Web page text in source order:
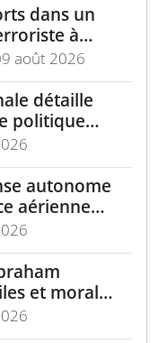
dans un
à
turque de
et
août 2026
détaille
politique
estivale »
autonome
aérienne
et moral